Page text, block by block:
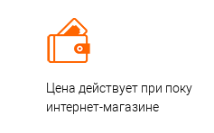
Цена действует при
интернет-магазине